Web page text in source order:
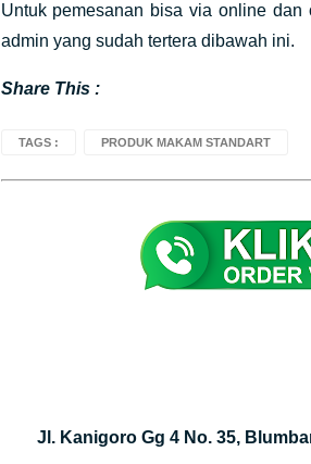
Untuk pemesanan bisa via online
admin yang sudah tertera dibawah ini.
Share This :
TAGS : PRODUK MAKAM STANDART
Jl. Kanigoro Gg 4 No. 35,